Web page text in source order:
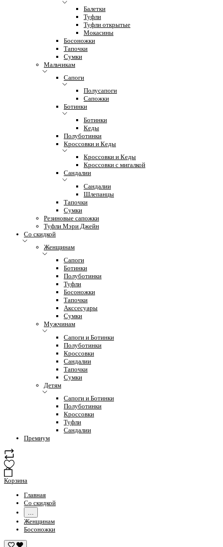
Балетки
Туфли
Туфли открытые
Мокасины
Босоножки
Тапочки
Сумки
Мальчикам
Сапоги
Полусапоги
Сапожки
Ботинки
Ботинки
Кеды
Полуботинки
Кроссовки и Кеды
Кроссовки и Кеды
Кроссовки с мигалкой
Сандалии
Сандалии
Шлепанцы
Тапочки
Сумки
Резиновые сапожки
Туфли Мэри Джейн
Со скидкой
Женщинам
Сапоги
Ботинки
Полуботинки
Туфли
Босоножки
Тапочки
Акссесуары
Сумки
Мужчинам
Сапоги и Ботинки
Полуботинки
Кроссовки
Сандалии
Тапочки
Сумки
Детям
Сапоги и Ботинки
Полуботинки
Кроссовки
Туфли
Сандалии
Премиум
Корзина
Главная
Со скидкой
...
Женщинам
Босоножки